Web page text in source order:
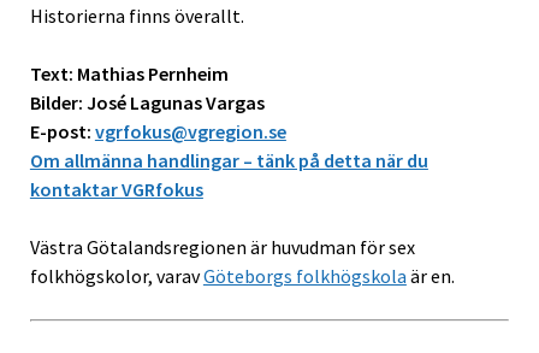
Historierna finns överallt.
Text: Mathias Pernheim
Bilder: José Lagunas Vargas
E-post: vgrfokus@vgregion.se
Om allmänna handlingar – tänk på detta när du
kontaktar VGRfokus
Västra Götalandsregionen är huvudman för sex
folkhögskolor, varavGöteborgs folkhögskola är en.